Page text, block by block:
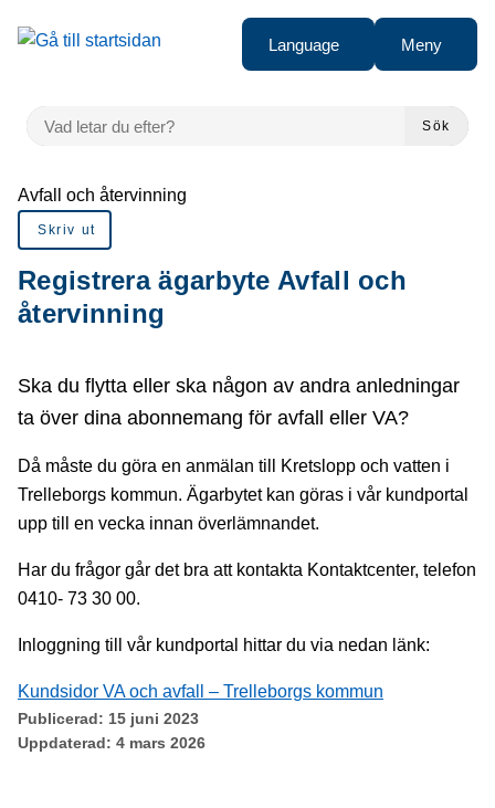
Gå till innehåll
till sidomeny
Language Meny
VAD LETAR DU EFTER?
Sök
Du är här:
Avfall och återvinning
Skriv ut
Registrera ägarbyte Avfall och
återvinning
Ska du flytta eller ska någon av andra anledningar
ta över dina abonnemang för avfall eller VA?
Då måste du göra en anmälan till Kretslopp och vatten i
Trelleborgs kommun. Ägarbytet kan göras i vår kundportal
upp till en vecka innan överlämnandet.
Har du frågor går det bra att kontakta Kontaktcenter, telefon
0410- 73 30 00.
Inloggning till vår kundportal hittar du via nedan länk:
Kundsidor VA och avfall – Trelleborgs kommun
Publicerad: 15 juni 2023
Uppdaterad: 4 mars 2026